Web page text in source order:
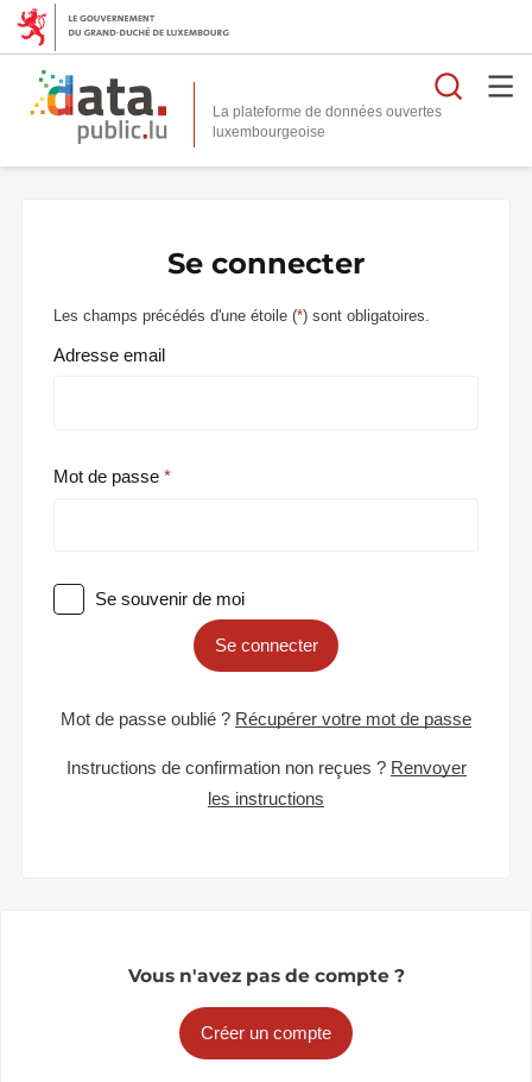
La plateforme de données ouvertes
Se connecter
Les champs précédés d'une étoile (*) sont obligatoires.
Adresse email
Mot de passe
Se souvenir de moi
Se connecter
Mot de passe oublié ? Récupérer votre mot de passe
Instructions de confirmation non reçues ? Renvoyer
les instructions
Vous n'avez pas de compte ?
Créer un compte